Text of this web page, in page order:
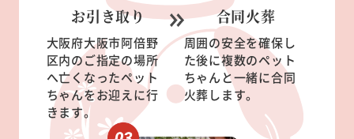
お引き取り
大阪府大阪市阿倍野
区内のご指定の場所
へ亡くなったペット
ちゃんをお迎えに行
きます。
合同火葬
周囲の安全を確保し
た後に複数のペット
ちゃんと一緒に合同
火葬します。